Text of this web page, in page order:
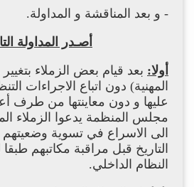
- و بعد المناقشة و المداولة.
أصـدر المداولة
أولا: بعد قيام بعض الزملاء
المهنية) دون اتباع الاجراءات
عليها و دون معاينتها من طرف
مجلس المنظمة يدعوا الزملاء
الى الاسراع في تسوية
النظام الداخلي.